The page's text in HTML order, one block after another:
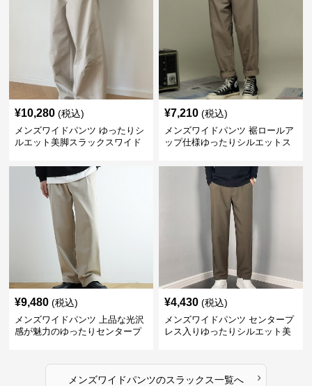
¥10,280 (税込)
メンズワイドパンツ ゆったりシ
ルエット美脚スラックスワイド
¥7,210 (税込)
メンズワイドパンツ 裾ロールア
ップ仕様ゆったりシルエットス
¥9,480 (税込)
メンズワイドパンツ 上品な光沢
感が魅力のゆったりセンタープ
¥4,430 (税込)
メンズワイドパンツ センタープ
レス入りゆったりシルエット美
メンズワイドパンツのスラックス一覧へ ›